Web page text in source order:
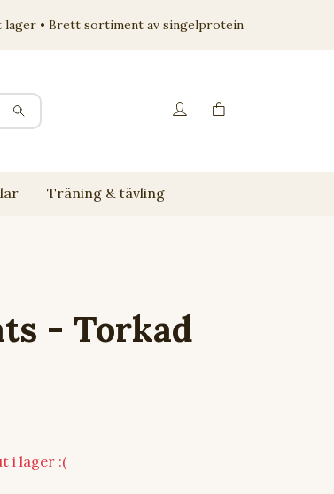
lager • Brett sortiment av singelprotein
Träning & tävling
- Torkad
i lager :(